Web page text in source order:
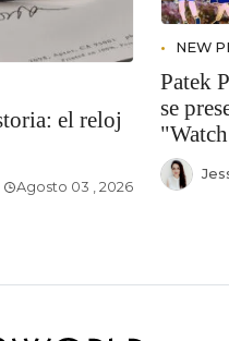
el reloj
Agosto 03 , 2026
NEW
Patek
se